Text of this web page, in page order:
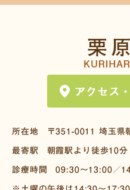
【営業時間】
14:30-19:00
土曜午後は
※ 予約優先制
きるだけ事前
【お問合せ・
木曜・日曜・
【お問合せ・
お電話での受
#歯科衛生士
それに対して
す。
30年以上地
「最近、歯医
方は、ぜひ一
定期的なチェ
住まいの方々
東武東上線の
備しておりま
滑舌が悪くな
場合は、いつ
最新情報
「最近、滑舌
込みづらい」
ません。
お口の筋肉や
2026/06/25
最新情報
所在地 〒351-0011 埼玉県
最寄駅 朝霞駅より徒歩10分
診療時間 09:30～13:00／